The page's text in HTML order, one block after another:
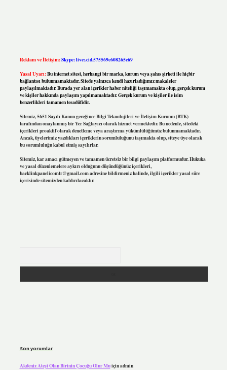
Reklam ve İletişim:Skype: live:.cid.575569c608265c69
Yasal Uyarı:Bu internet sitesi, herhangi bir marka, kurum veya şahıs şirketi ile hiçbir
bağlantısı bulunmamaktadır. Sitede yalnızca kendi hazırladığımız makaleler
paylaşılmaktadır. Burada yer alan içerikler haber niteliği taşımamakta olup, gerçek kurum
ve kişiler hakkında paylaşım yapılmamaktadır. Gerçek kurum ve kişiler ile isim
benzerlikleri tamamen tesadüfidir.
Sitemiz, 5651 Sayılı Kanun gereğince Bilgi Teknolojileri ve İletişim Kurumu (BTK)
tarafından onaylanmış bir Yer Sağlayıcı olarak hizmet vermektedir. Bu nedenle, sitedeki
içerikleri proaktif olarak denetleme veya araştırma yükümlülüğümüz bulunmamaktadır.
Ancak, üyelerimiz yazdıkları içeriklerin sorumluluğunu taşımakta olup, siteye üye olarak
bu sorumluluğu kabul etmiş sayılırlar.
Sitemiz, kar amacı gütmeyen ve tamamen ücretsiz bir bilgi paylaşım platformudur. Hukuka
ve yasal düzenlemelere aykırı olduğunu düşündüğünüz içerikleri,
backlinkpanelicomtr@gmail.comadresine bildirmeniz halinde, ilgili içerikler yasal süre
içerisinde sitemizden kaldırılacaktır.
Son yorumlar
Akdeniz Ateşi Olan Birinin Çocuğu Olur Muiçinadmin